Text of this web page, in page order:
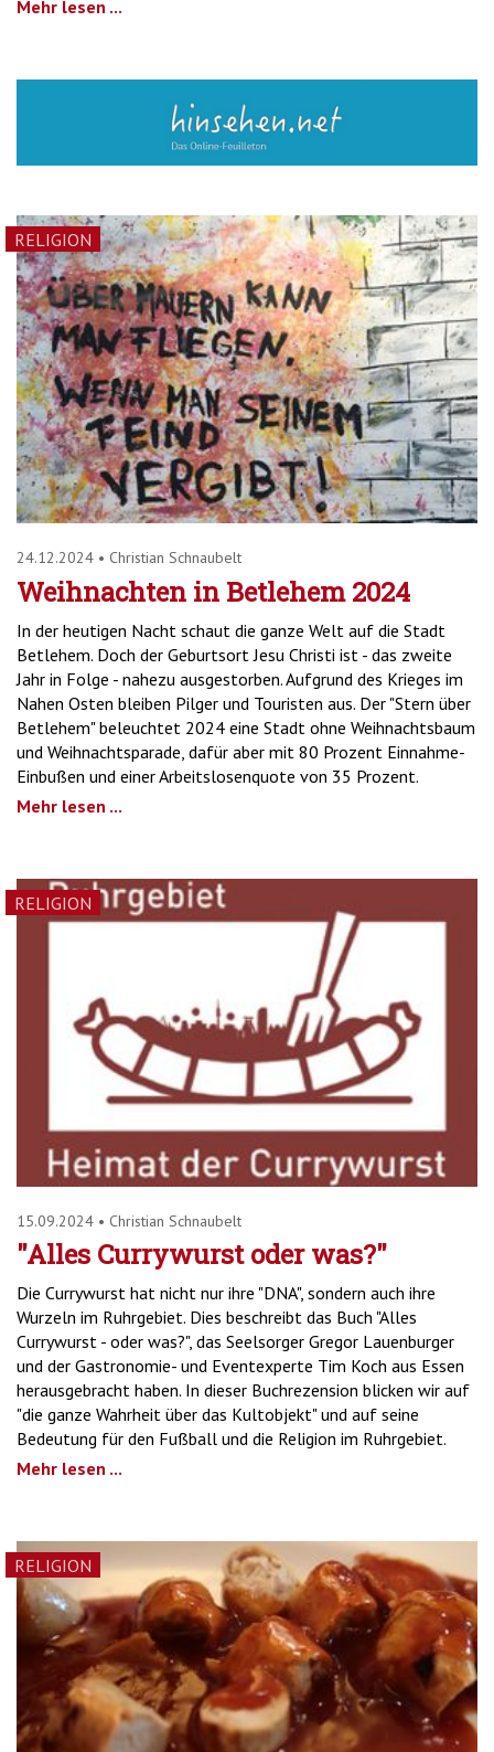
Mehr lesen ...
RELIGION
24.12.2024 • Christian Schnaubelt
Weihnachten in Betlehem 2024
In der heutigen Nacht schaut die ganze Welt auf die Stadt
Betlehem. Doch der Geburtsort Jesu Christi ist - das zweite
Jahr in Folge - nahezu ausgestorben. Aufgrund des Krieges im
Nahen Osten bleiben Pilger und Touristen aus. Der "Stern über
Betlehem" beleuchtet 2024 eine Stadt ohne Weihnachtsbaum
und Weihnachtsparade, dafür aber mit 80 Prozent Einnahme-
Einbußen und einer Arbeitslosenquote von 35 Prozent.
Mehr lesen ...
RELIGION
15.09.2024 • Christian Schnaubelt
"Alles Currywurst oder was?"
Die Currywurst hat nicht nur ihre "DNA", sondern auch ihre
Wurzeln im Ruhrgebiet. Dies beschreibt das Buch "Alles
Currywurst - oder was?", das Seelsorger Gregor Lauenburger
und der Gastronomie- und Eventexperte Tim Koch aus Essen
herausgebracht haben. In dieser Buchrezension blicken wir auf
"die ganze Wahrheit über das Kultobjekt" und auf seine
Bedeutung für den Fußball und die Religion im Ruhrgebiet.
Mehr lesen ...
RELIGION